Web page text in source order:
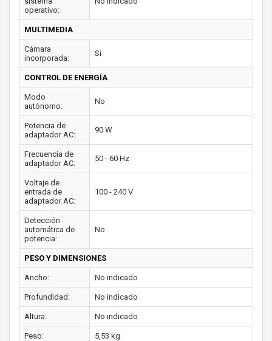
operativo:
MULTIMEDIA
Cámara
incorporada:
Si
CONTROL DE ENERGÍA
Modo
autónomo:
No
Potencia de
adaptador AC:
90 W
Frecuencia de
adaptador AC:
50 - 60 Hz
Voltaje de
entrada de
adaptador AC:
100 - 240 V
Detección
automática de
potencia:
No
PESO Y DIMENSIONES
Ancho: No indicado
Profundidad: No indicado
Altura: No indicado
Peso: 5,53 kg